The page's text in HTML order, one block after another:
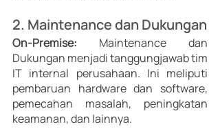
On-Premise: Maintenance dan
Dukungan menjadi tanggungjawab tim
IT internal perusahaan. Ini meliputi
pembaruan hardware dan software,
pemecahan masalah, peningkatan
keamanan, dan lainnya.